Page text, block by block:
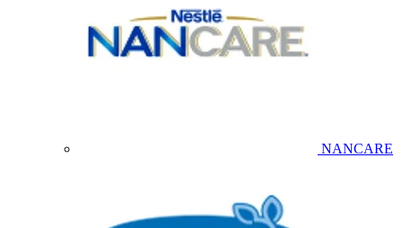
NANCARE